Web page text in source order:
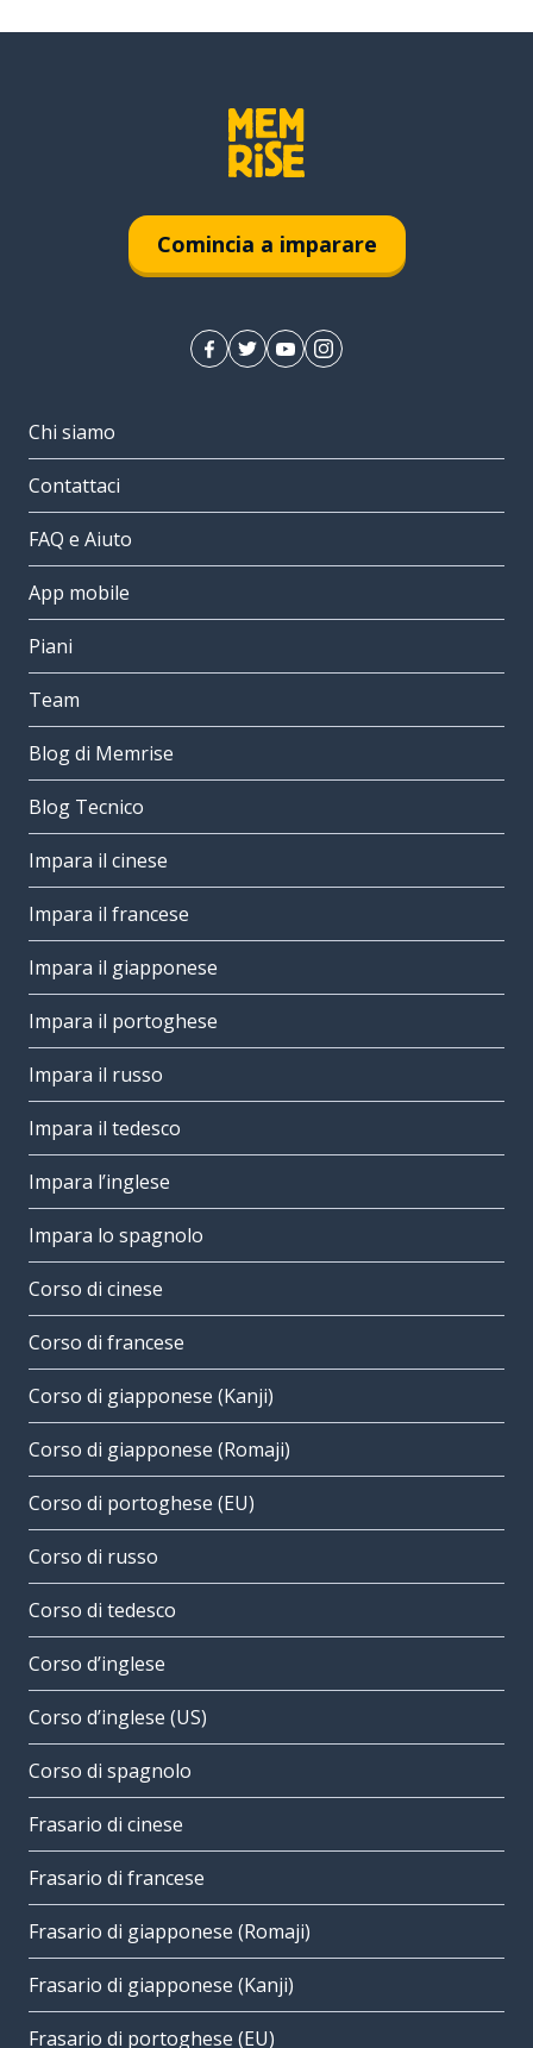
Comincia a imparare
Chi siamo
Contattaci
FAQ e Aiuto
App mobile
Piani
Team
Blog di Memrise
Blog Tecnico
Impara il cinese
Impara il francese
Impara il giapponese
Impara il portoghese
Impara il russo
Impara il tedesco
Impara l’inglese
Impara lo spagnolo
Corso di cinese
Corso di francese
Corso di giapponese (Kanji)
Corso di giapponese (Romaji)
Corso di portoghese (EU)
Corso di russo
Corso di tedesco
Corso d’inglese
Corso d’inglese (US)
Corso di spagnolo
Frasario di cinese
Frasario di francese
Frasario di giapponese (Romaji)
Frasario di giapponese (Kanji)
Frasario di portoghese (EU)